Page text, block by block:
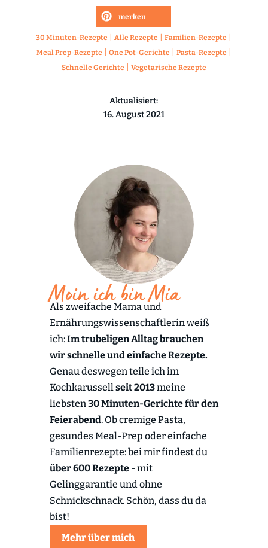
merken
30 Minuten-Rezepte |Alle Rezepte |Familien-Rezepte
Meal Prep-Rezepte One Pot-Gerichte Pasta-Rezepte
Schnelle Gerichte Vegetarische Rezepte
Aktualisiert:
16. August 2021
Moin ich bin Mia
Als zweifache Mama und
Ernährungswissenschaftlerin weiß
ich:Im trubeligen Alltag brauchen
wir schnelle und einfache Rezepte.
Genau deswegen teile ich im
Kochkarussellseit 2013meine
liebsten30 Minuten-Gerichte für den
Feierabend. Ob cremige Pasta,
gesundes Meal-Prep oder einfache
Familienrezepte: bei mir findest du
über 600 Rezepte- mit
Gelinggarantie und ohne
Schnickschnack. Schön, dass du da
bist!
Mehr über mich